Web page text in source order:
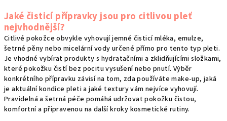
Jaké čisticí přípravky jsou pro citlivou pleť
nejvhodnější?
Citlivé pokožce obvykle vyhovují jemné čisticí mléka, emulze,
šetrné pěny nebo micelární vody určené přímo pro tento typ pleti.
Je vhodné vybírat produkty s hydratačními a zklidňujícími složkami,
které pokožku čistí bez pocitu vysušení nebo pnutí. Výběr
konkrétního přípravku závisí na tom, zda používáte make-up, jaká
je aktuální kondice pleti a jaké textury vám nejvíce vyhovují.
Pravidelná a šetrná péče pomáhá udržovat pokožku čistou,
komfortní a připravenou na další kroky kosmetické rutiny.